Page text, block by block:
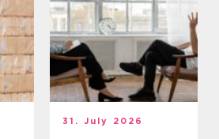
31. July 2026